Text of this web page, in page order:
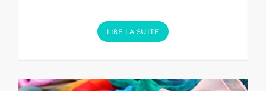
LIRE LA SUITE